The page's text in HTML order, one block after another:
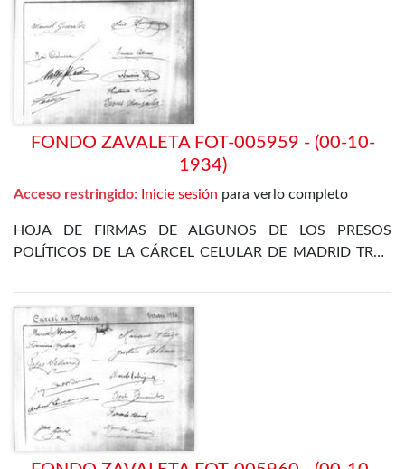
FONDO ZAVALETA FOT-005959 - (00-10-
1934)
Acceso restringido: Inicie sesión para verlo completo
HOJA DE FIRMAS DE ALGUNOS DE LOS PRESOS
POLÍTICOS DE LA CÁRCEL CELULAR DE MADRID TRAS